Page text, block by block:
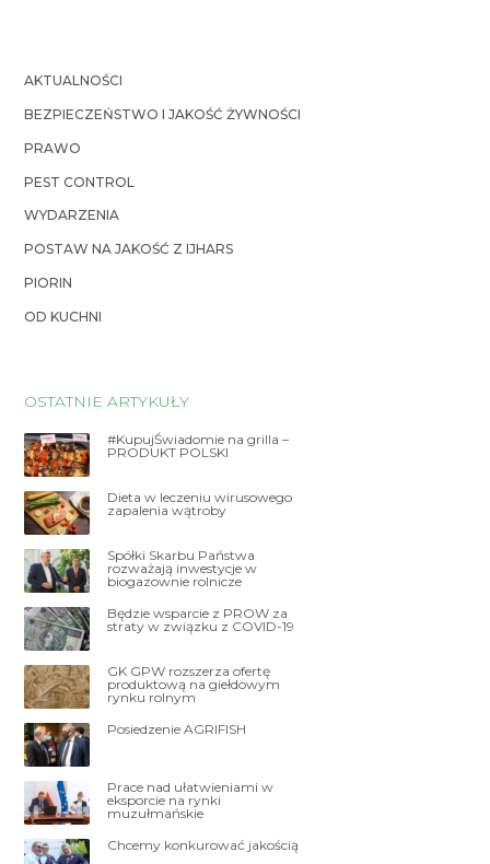
AKTUALNOŚCI
BEZPIECZEŃSTWO I JAKOŚĆ ŻYWNOŚCI
PRAWO
PEST CONTROL
WYDARZENIA
POSTAW NA JAKOŚĆ Z IJHARS
PIORIN
OD KUCHNI
OSTATNIE ARTYKUŁY
#KupujŚwiadomie na grilla –
PRODUKT POLSKI
Dieta w leczeniu wirusowego
zapalenia wątroby
Spółki Skarbu Państwa
rozważają inwestycje w
biogazownie rolnicze
Będzie wsparcie z PROW za
straty w związku z COVID-19
GK GPW rozszerza ofertę
produktową na giełdowym
rynku rolnym
Posiedzenie AGRIFISH
Prace nad ułatwieniami w
eksporcie na rynki
muzułmańskie
Chcemy konkurować jakością